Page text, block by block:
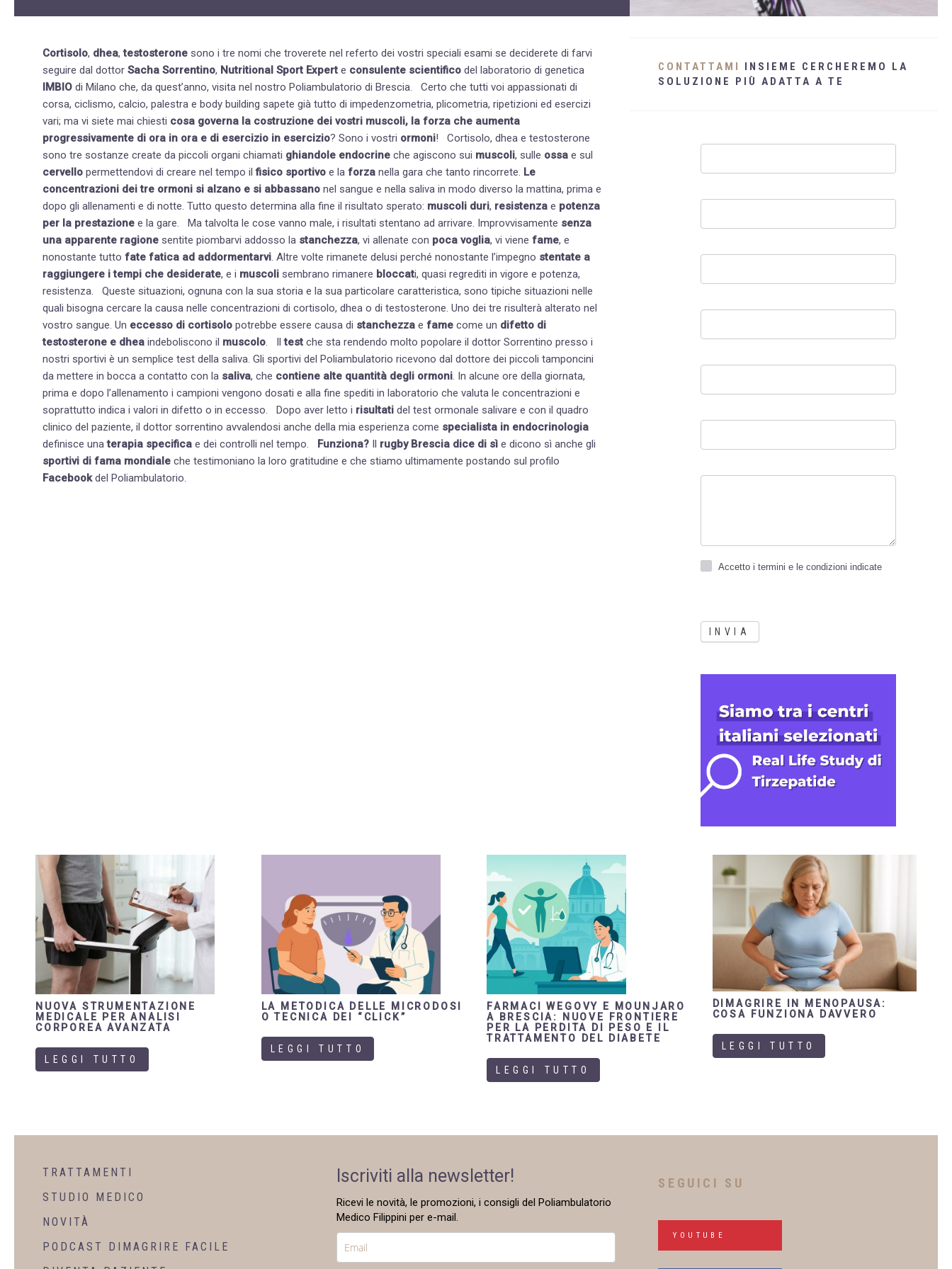
Fastidi della menopausa
News
Problemi sessualità maschile
Trattamenti estetici viso e corpo
Trattamenti per il corpo
Trattamenti per mani, viso, décolleté
Cortisolo, dhea,testosterone sono i tre nomi che troverete nel referto dei vostri speciali esami se deciderete di farvi
seguire dal dottor Sacha Sorrentino, Nutritional Sport Expert e consulente scientifico del laboratorio di genetica
IMBIO di Milano che, da quest’anno, visita nel nostro Poliambulatorio di Brescia. Certo che tutti voi appassionati di
corsa, ciclismo, calcio, palestra e body building sapete già tutto di impedenzometria, plicometria, ripetizioni ed esercizi
vari; ma vi siete mai chiesti cosa governa la costruzione dei vostri muscoli, la forza che aumenta
progressivamente di ora in ora e di esercizio in esercizio? Sono i vostri ormoni! Cortisolo, dhea e testosterone
sono tre sostanze create da piccoli organi chiamati ghiandole endocrine che agiscono sui muscoli, sulle ossa e sul
cervello permettendovi di creare nel tempo ilfisico sportivo e la forza nella gara che tanto rincorrete. Le
concentrazioni dei tre ormoni si alzano e si abbassano nel sangue e nella saliva in modo diverso la mattina, prima e
dopo gli allenamenti e di notte. Tutto questo determina alla fine il risultato sperato: muscoli duri, resistenza e potenza
per la prestazione
e la gare. Ma talvolta le cose vanno male, i risultati stentano ad arrivare. Improvvisamente senza
una apparente ragione sentite piombarvi addosso la stanchezza, vi allenate con poca voglia, vi viene fame, e
nonostante tutto fate fatica ad addormentarvi. Altre volte rimanete delusi perché nonostante l’impegno stentate a
raggiungere i tempi che desiderate, e i muscoli sembrano rimanere bloccati, quasi regrediti in vigore e potenza,
resistenza. Queste situazioni, ognuna con la sua storia e la sua particolare caratteristica, sono tipiche situazioni nelle
quali bisogna cercare la causa nelle concentrazioni di cortisolo, dhea o di testosterone. Uno dei tre risulterà alterato nel
vostro sangue. Un eccesso di cortisolo potrebbe essere causa di stanchezza e fame come un difetto di
testosterone e dhea indeboliscono il muscolo . Iltest che sta rendendo molto popolare il dottor Sorrentino presso i
nostri sportivi è un semplice test della saliva. Gli sportivi del Poliambulatorio ricevono dal dottore dei piccoli tamponcini
da mettere in bocca a contatto con la saliva, che contiene alte quantità degli ormoni. In alcune ore della giornata,
prima e dopo l’allenamento i campioni vengono dosati e alla fine spediti in laboratorio che valuta le concentrazioni e
soprattutto indica i valori in difetto o in eccesso. Dopo aver letto i risultati del test ormonale salivare e con il quadro
clinico del paziente, il dottor sorrentino avvalendosi anche della mia esperienza come specialista in endocrinologia
definisce unaterapia specifica Funziona? rugby Brescia dice di sì e dicono sì anche gli
sportivi di fama mondiale che testimoniano la loro gratitudine e che stiamo ultimamente postando sul profilo
Facebook del Poliambulatorio.
CONTATTAMI
INSIEME CERCHEREMO LA
SOLUZIONE PIÙ ADATTA A TE
Contatti
Accettoi termini e le condizioni indicate
INVIA
NUOVA STRUMENTAZIONE
MEDICALE PER ANALISI
CORPOREA AVANZATA
LEGGI TUTTO
LA METODICA DELLE MICRODOSI
O TECNICA DEI “CLICK”
LEGGI TUTTO
FARMACI WEGOVY E MOUNJARO
A BRESCIA: NUOVE FRONTIERE
PER LA PERDITA DI PESO E IL
TRATTAMENTO DEL DIABETE
LEGGI TUTTO
DIMAGRIRE IN MENOPAUSA:
COSA FUNZIONA DAVVERO
LEGGI TUTTO
TRATTAMENTI
STUDIO MEDICO
NOVITÀ
PODCAST DIMAGRIRE FACILE
Iscriviti alla newsletter!
Ricevi le novità, le promozioni, i consigli del Poliambulatorio
Medico Filippini per e-mail.
SEGUICI SU
YOUTUBE